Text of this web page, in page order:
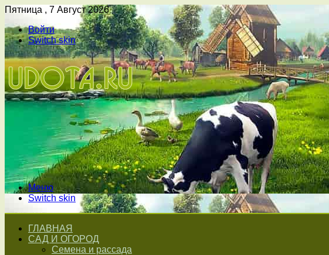
Пятница , 7 Август 2026
Войти
Switch skin
Меню
Switch skin
ГЛАВНАЯ
САД И ОГОРОД
Семена и рассада